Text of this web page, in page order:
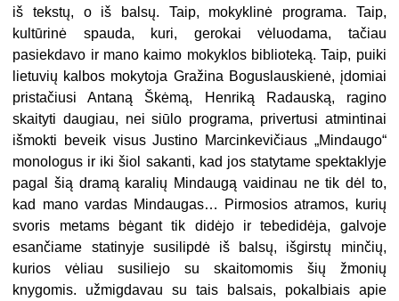
iš tekstų, o iš balsų. Taip, mokyklinė programa. Taip,
kultūrinė spauda, kuri, gerokai vėluodama, tačiau
pasiekdavo ir mano kaimo mokyklos biblioteką. Taip, puiki
lietuvių kalbos mokytoja Gražina Boguslauskienė, įdomiai
pristačiusi Antaną Škėmą, Henriką Radauską, ragino
skaityti daugiau, nei siūlo programa, privertusi atmintinai
išmokti beveik visus Justino Marcinkevičiaus „Mindaugo“
monologus ir iki šiol sakanti, kad jos statytame spektaklyje
pagal šią dramą karalių Mindaugą vaidinau ne tik dėl to,
kad mano vardas Mindaugas… Pirmosios atramos, kurių
svoris metams bėgant tik didėjo ir tebedidėja, galvoje
esančiame statinyje susilipdė iš balsų, išgirstų minčių,
kurios vėliau susiliejo su skaitomomis šių žmonių
knygomis. užmigdavau su tais balsais, pokalbiais apie